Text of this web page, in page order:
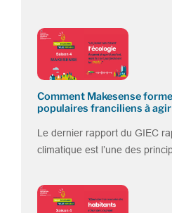
Comment Makesense
populaires franciliens à agir
Le dernier rapport du GIEC
climatique est l’une des